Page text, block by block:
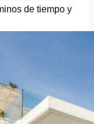
de tiempo y